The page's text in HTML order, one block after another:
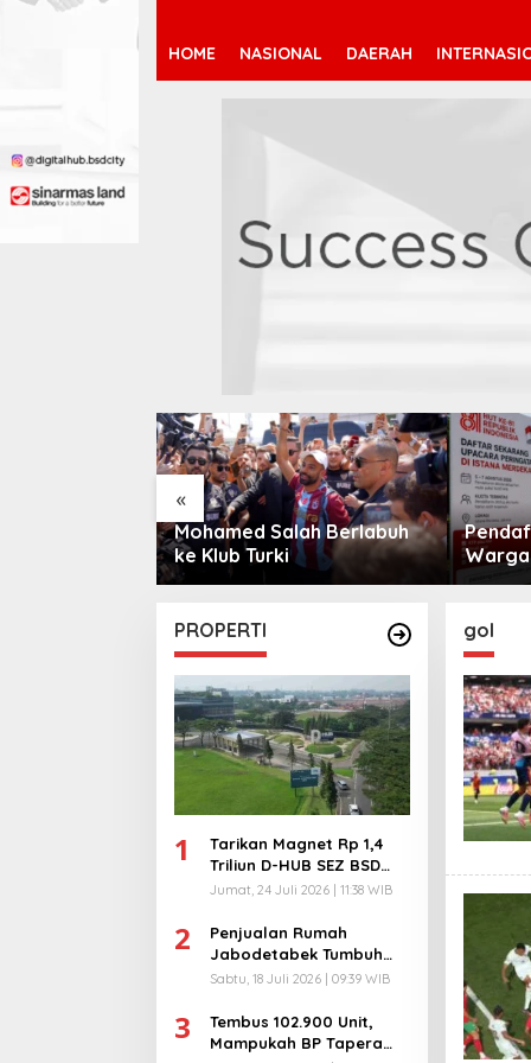
HOME NASIONAL DAERAH
«
Mohamed Salah Berlabuh
ke Klub Turki
PROPERTI
1
Tarikan Magnet Rp 1,4
Triliun D-HUB SEZ BSD
City, Buka 1736
Jumat, 24 Juli 2026 | 11:38 WIB
2
Penjualan Rumah
Jabodetabek Tumbuh
94%! Developer
Ekstra
Sabtu, 18 Juli 2026 | 09:39 WIB
3
Tembus 102.900 Unit,
Mampukah BP Tapera
gol